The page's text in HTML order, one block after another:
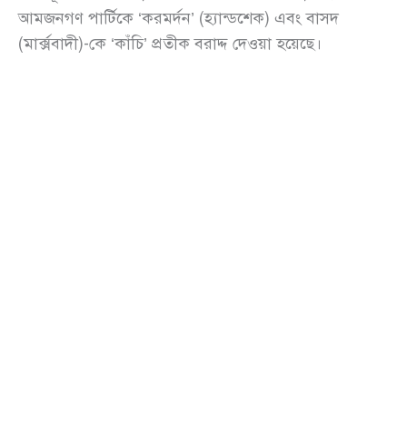
আমজনগণ পার্টিকে ‘করমর্দন’ (হ্যান্ডশেক) এবং বাসদ
(মার্ক্সবাদী)-কে ‘কাঁচি’ প্রতীক বরাদ্দ দেওয়া হয়েছে।